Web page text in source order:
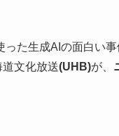
た生成AIの面白い
文化放送(UHB)が、